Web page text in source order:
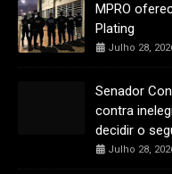
MPRO
Plating
Julho 28,
Senador
contra
decidir o
Julho 28,